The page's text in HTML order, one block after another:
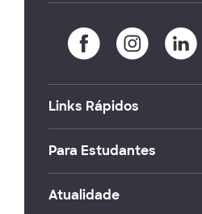
Links Rápidos
Para Estudantes
Atualidade